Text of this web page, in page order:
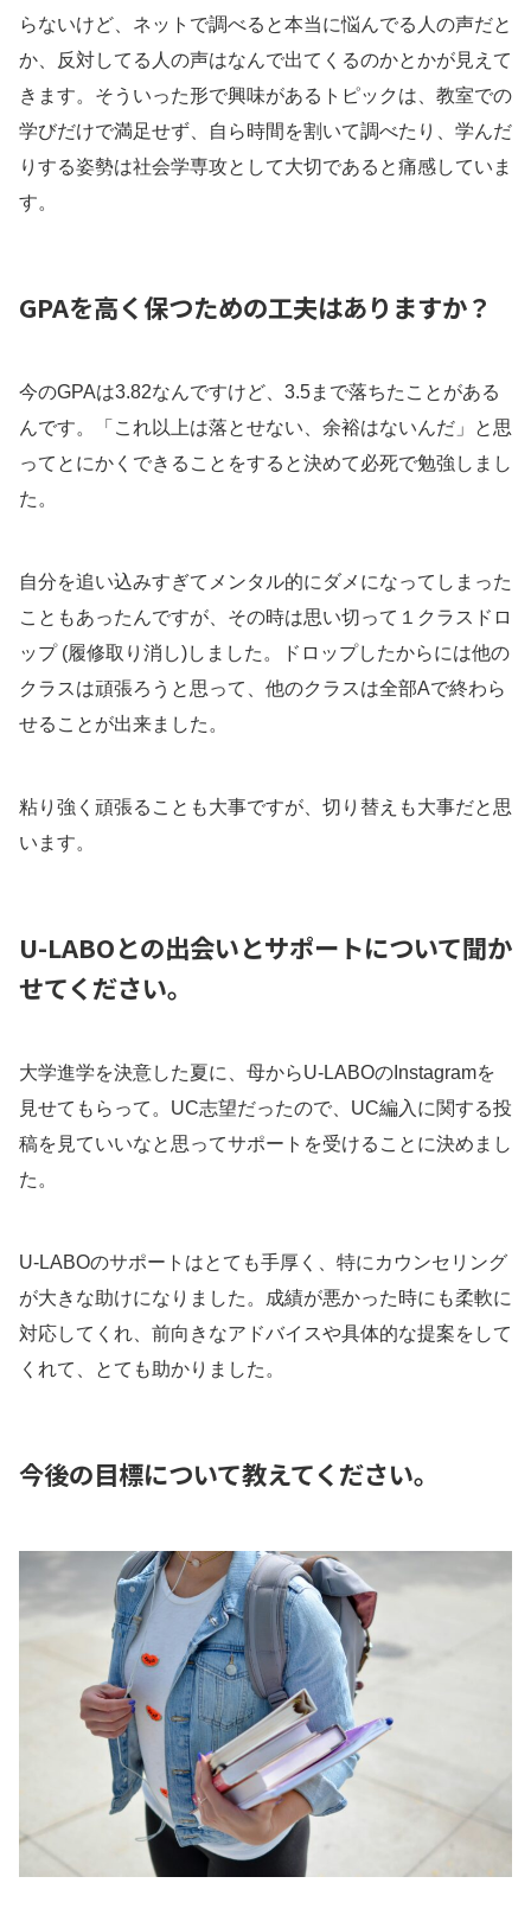
らないけど、ネットで調べると本当に悩んでる人の声だと
か、反対してる人の声はなんで出てくるのかとかが見えて
きます。そういった形で興味があるトピックは、教室での
学びだけで満足せず、自ら時間を割いて調べたり、学んだ
りする姿勢は社会学専攻として大切であると痛感していま
す。
GPAを高く保つための工夫はありますか？
今のGPAは3.82なんですけど、3.5まで落ちたことがある
んです。「これ以上は落とせない、余裕はないんだ」と思
ってとにかくできることをすると決めて必死で勉強しまし
た。
自分を追い込みすぎてメンタル的にダメになってしまった
こともあったんですが、その時は思い切って１クラスドロ
ップ (履修取り消し)しました。ドロップしたからには他の
クラスは頑張ろうと思って、他のクラスは全部Aで終わら
せることが出来ました。
粘り強く頑張ることも大事ですが、切り替えも大事だと思
います。
U-LABOとの出会いとサポートについて聞か
せてください。
大学進学を決意した夏に、母からU-LABOのInstagramを
見せてもらって。UC志望だったので、UC編入に関する投
稿を見ていいなと思ってサポートを受けることに決めまし
た。
U-LABOのサポートはとても手厚く、特にカウンセリング
が大きな助けになりました。成績が悪かった時にも柔軟に
対応してくれ、前向きなアドバイスや具体的な提案をして
くれて、とても助かりました。
今後の目標について教えてください。